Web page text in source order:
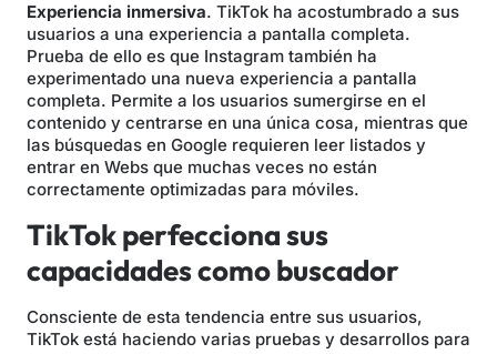
Experiencia inmersiva. TikTok ha acostumbrado a sus
usuarios a una experiencia a pantalla completa.
Prueba de ello es que Instagram también ha
experimentado una nueva experiencia a pantalla
completa. Permite a los usuarios sumergirse en el
contenido y centrarse en una única cosa, mientras que
las búsquedas en Google requieren leer listados y
entrar en Webs que muchas veces no están
correctamente optimizadas para móviles.
TikTok perfecciona sus
capacidades como buscador
Consciente de esta tendencia entre sus usuarios,
TikTok está haciendo varias pruebas y desarrollos para